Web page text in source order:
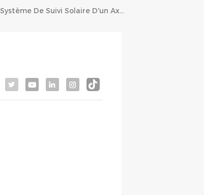
1MW - Système De Suivi Solaire D'un Axe En Mauritanie